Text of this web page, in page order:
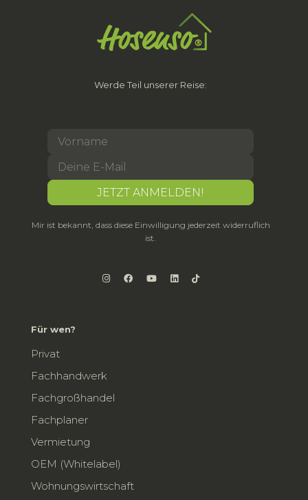
Werde Teil unserer Reise:
Mir ist bekannt, dass diese Einwilligung jederzeit widerruflich
ist.
Für wen?
Privat
Fachhandwerk
Fachgroßhandel
Fachplaner
Vermietung
OEM (Whitelabel)
Wohnungswirtschaft